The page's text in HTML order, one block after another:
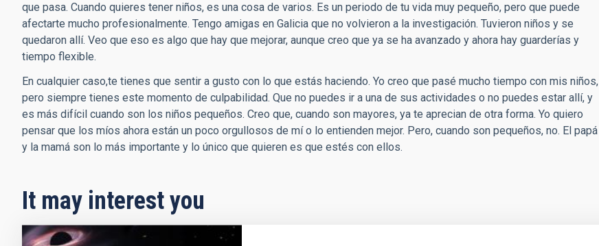
que pasa. Cuando quieres tener niños, es una cosa de varios. Es un periodo de tu vida muy pequeño, pero que puede
afectarte mucho profesionalmente. Tengo amigas en Galicia que no volvieron a la investigación. Tuvieron niños y se
quedaron allí. Veo que eso es algo que hay que mejorar, aunque creo que ya se ha avanzado y ahora hay guarderías y
tiempo flexible.
En cualquier caso,te tienes que sentir a gusto con lo que estás haciendo. Yo creo que pasé mucho tiempo con mis niños,
pero siempre tienes este momento de culpabilidad. Que no puedes ir a una de sus actividades o no puedes estar allí, y
es más difícil cuando son los niños pequeños. Creo que, cuando son mayores, ya te aprecian de otra forma. Yo quiero
pensar que los míos ahora están un poco orgullosos de mí o lo entienden mejor. Pero, cuando son pequeños, no. El papá
y la mamá son lo más importante y lo único que quieren es que estés con ellos.
It may interest you